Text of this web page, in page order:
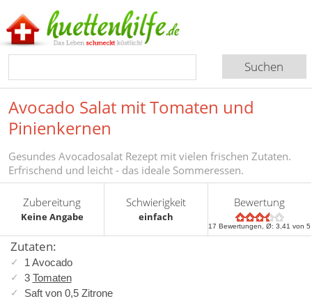
Avocado Salat mit Tomaten und
Pinienkernen
Gesundes Avocadosalat Rezept mit vielen frischen Zutaten.
Erfrischend und leicht - das ideale Sommeressen.
Zubereitung
Keine Angabe
Schwierigkeit
einfach
Bewertung
17 Bewertungen, Ø:3,41 von 5
Zutaten:
1 Avocado
3 Tomaten
Saft von 0,5 Zitrone